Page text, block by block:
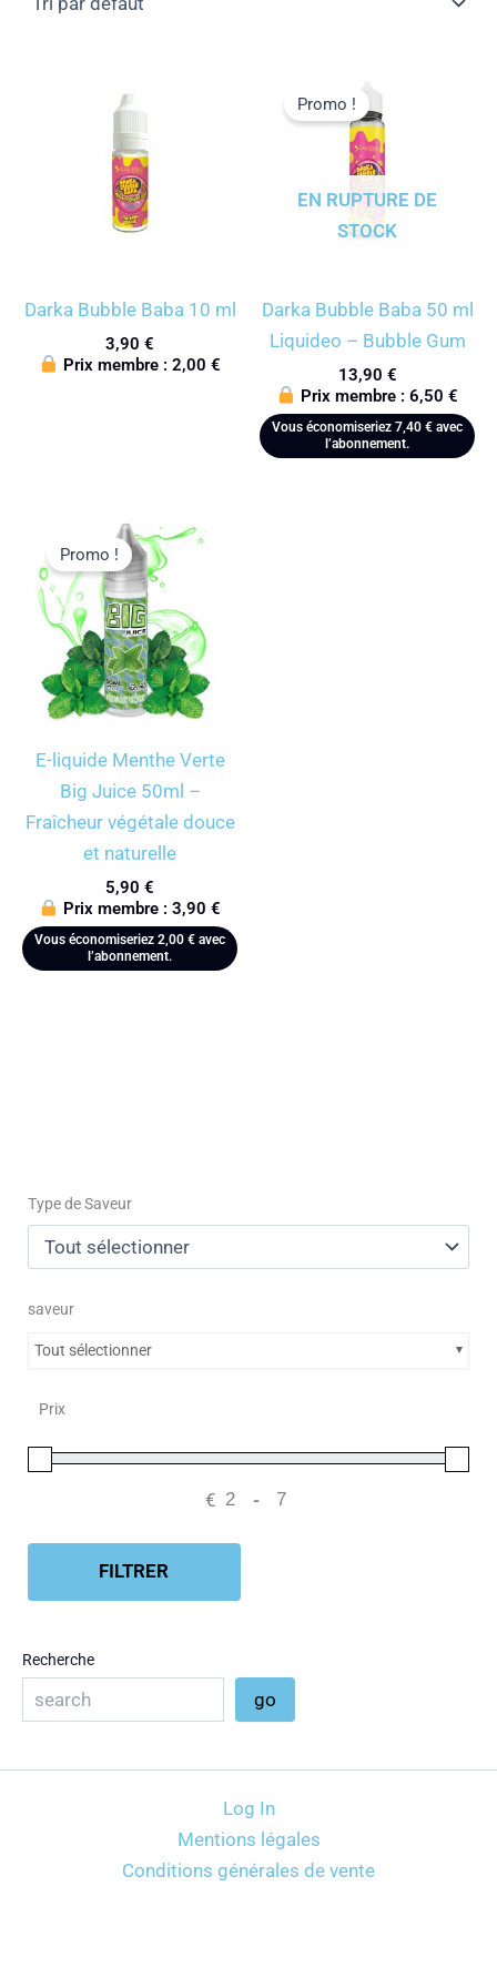
Type de Saveur
saveur
Tout sélectionner
Prix
€ Minimum Price
-Maximum Price
FILTRER
Recherche
go
Darka Bubble Baba 10 ml
3,90 €
Prix membre : 2,00 €
EN RUPTURE DE
STOCK
Promo !
Darka Bubble Baba 50 ml
Liquideo – Bubble Gum
13,90 €
Prix membre : 6,50 €
Vous économiseriez 7,40 € avec
l’abonnement.
Promo !
E-liquide Menthe Verte
Big Juice 50ml –
Fraîcheur végétale douce
et naturelle
5,90 €
Prix membre : 3,90 €
Vous économiseriez 2,00 € avec
l’abonnement.
Log In
Mentions légales
Conditions générales de vente